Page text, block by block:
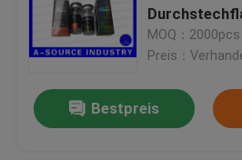
Plastiktablettenfläschchen
Alu-Folienbeutel
Boxen
MOQ：2000pcs
Preis：
Bestpreis